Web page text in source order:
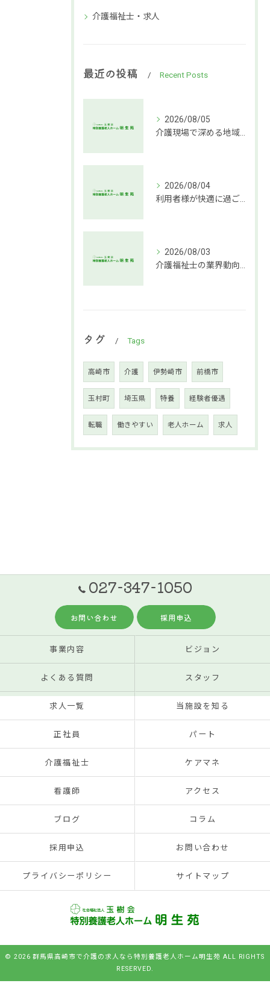
介護福祉士・求人
最近の投稿 Recent Posts
2026/08/05
2026/08/04
2026/08/03
タグ Tags
高崎市 介護 伊勢崎市 前橋市
玉村町 埼玉県 特養 経験者優遇
転職 働きやすい 老人ホーム 求人
027-347-1050
お問い合わせ 採用申込
事業内容 ビジョン
よくある質問 スタッフ
求人一覧 当施設を知る
正社員 パート
介護福祉士 ケアマネ
看護師 アクセス
ブログ コラム
採用申込 お問い合わせ
プライバシーポリシー サイトマップ
© 2026 群馬県高崎市で介護の求人なら特別養護老人ホーム明生苑 ALL RIGHTS
RESERVED.